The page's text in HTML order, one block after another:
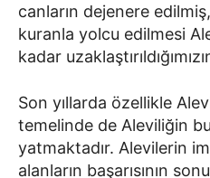
canların dejenere
kuranla yolcu edilmesi
kadar
Son yıllarda özellikle
temelinde de Aleviliğin
yatmaktadır. Alevilerin
alanların başarısının